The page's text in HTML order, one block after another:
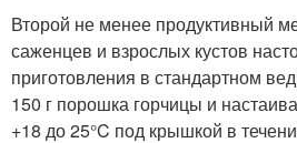
Второй не менее продуктивный
саженцев и взрослых кустов
приготовления в стандартном
150 г порошка горчицы и
+18 до 25°C под крышкой в